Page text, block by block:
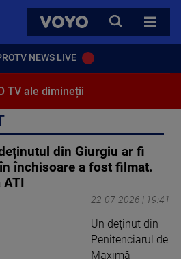
VOYO
CAUTA
TOATE
NEWS LIVE
TV ale dimineții
din Giurgiu ar fi
închisoare a fost filmat.
22-07-2026 | 19:41
Un deținut din
Penitenciarul de
Maximă